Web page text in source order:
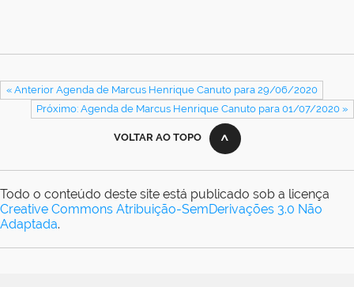
« Anterior Agenda de Marcus Henrique Canuto para 29/06/2020
Próximo: Agenda de Marcus Henrique Canuto para 01/07/2020 »
VOLTAR AO TOPO
Todo o conteúdo deste site está publicado sob a licença
Creative Commons Atribuição-SemDerivações 3.0 Não
Adaptada.